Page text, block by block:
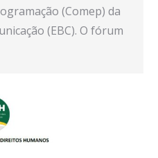
(Comep) da
(EBC). O fórum